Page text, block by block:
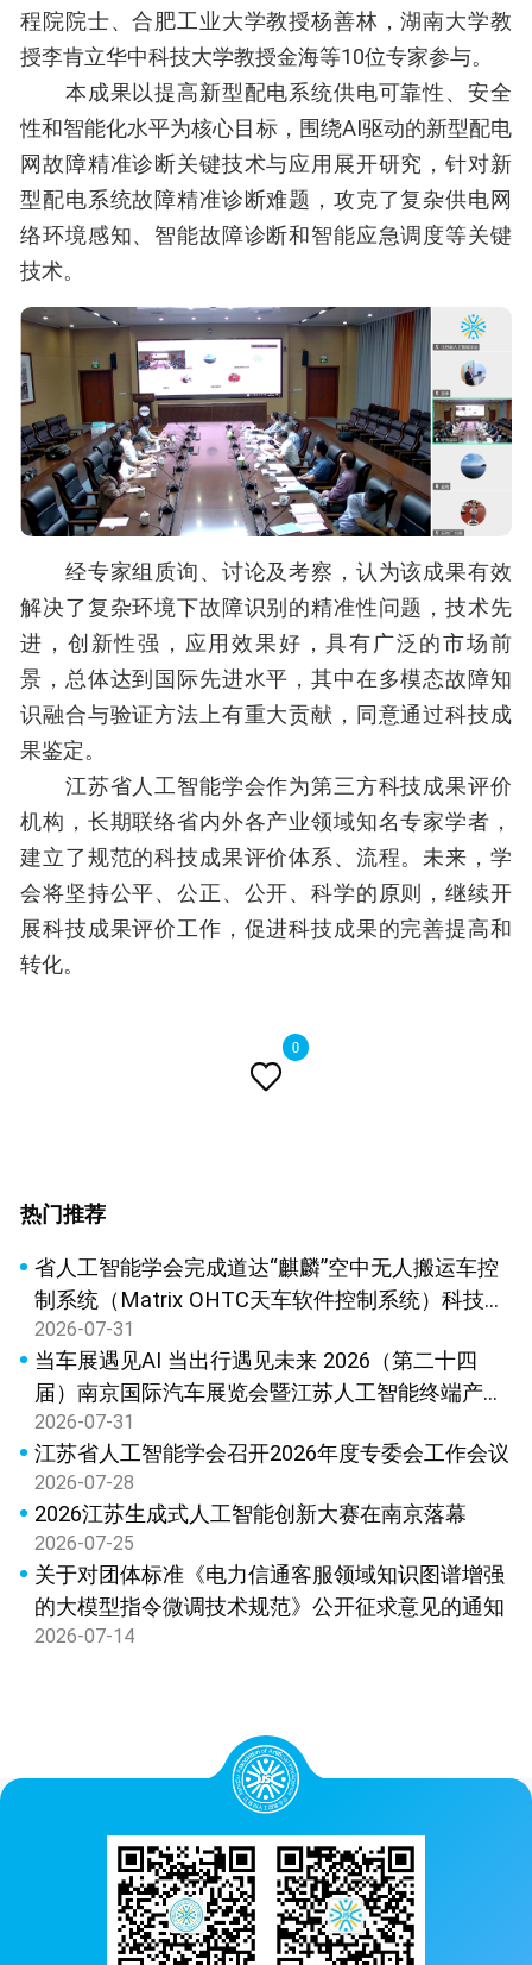

0
程院院士、合肥工业大学教授杨善林，湖南大学教
授李肯立华中科技大学教授金海等10位专家参与。
本成果以提高新型配电系统供电可靠性、安全
性和智能化水平为核心目标，围绕AI驱动的新型配电
网故障精准诊断关键技术与应用展开研究，针对新
型配电系统故障精准诊断难题，攻克了复杂供电网
络环境感知、智能故障诊断和智能应急调度等关键
技术。
经专家组质询、讨论及考察，认为该成果有效
解决了复杂环境下故障识别的精准性问题，技术先
进，创新性强，应用效果好，具有广泛的市场前
景，总体达到国际先进水平，其中在多模态故障知
识融合与验证方法上有重大贡献，同意通过科技成
果鉴定。
江苏省人工智能学会作为第三方科技成果评价
机构，长期联络省内外各产业领域知名专家学者，
建立了规范的科技成果评价体系、流程。未来，学
会将坚持公平、公正、公开、科学的原则，继续开
展科技成果评价工作，促进科技成果的完善提高和
转化。
热门推荐
省人工智能学会完成道达“麒麟”空中无人搬运车控
制系统（Matrix OHTC天车软件控制系统）科技成
果鉴定
2026-07-31
当车展遇见AI 当出行遇见未来 2026（第二十四
届）南京国际汽车展览会暨江苏人工智能终端产品
展览会新闻发布会在宁召开
2026-07-31
江苏省人工智能学会召开2026年度专委会工作会议
2026-07-28
2026江苏生成式人工智能创新大赛在南京落幕
2026-07-25
关于对团体标准《电力信通客服领域知识图谱增强
的大模型指令微调技术规范》公开征求意见的通知
2026-07-14